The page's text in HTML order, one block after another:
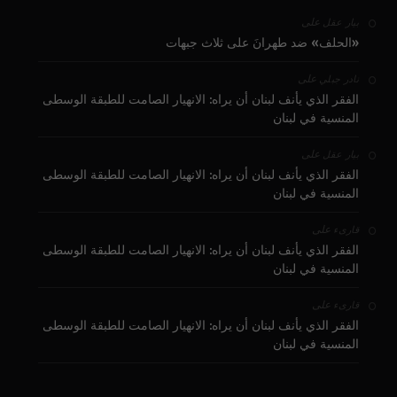
بيار عقل على
«الحلف» ضد طهرانَ على ثلاث جبهات
نادر جبلي على
الفقر الذي يأنف لبنان أن يراه: الانهيار الصامت للطبقة الوسطى
المنسية في لبنان
بيار عقل على
الفقر الذي يأنف لبنان أن يراه: الانهيار الصامت للطبقة الوسطى
المنسية في لبنان
قارىء على
الفقر الذي يأنف لبنان أن يراه: الانهيار الصامت للطبقة الوسطى
المنسية في لبنان
قارىء على
الفقر الذي يأنف لبنان أن يراه: الانهيار الصامت للطبقة الوسطى
المنسية في لبنان